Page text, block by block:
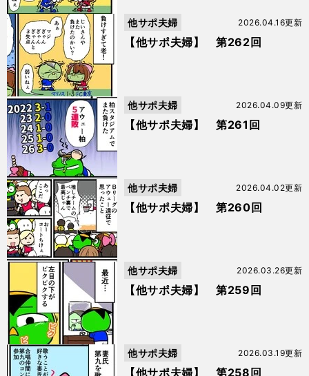
【他サポ夫婦】 第262回
2026.04.16更新
他サポ夫婦
【他サポ夫婦】 第261回
2026.04.09更新
他サポ夫婦
【他サポ夫婦】 第260回
2026.04.02更新
他サポ夫婦
【他サポ夫婦】 第259回
2026.03.26更新
他サポ夫婦
【他サポ夫婦】 第258回
2026.03.19更新
他サポ夫婦